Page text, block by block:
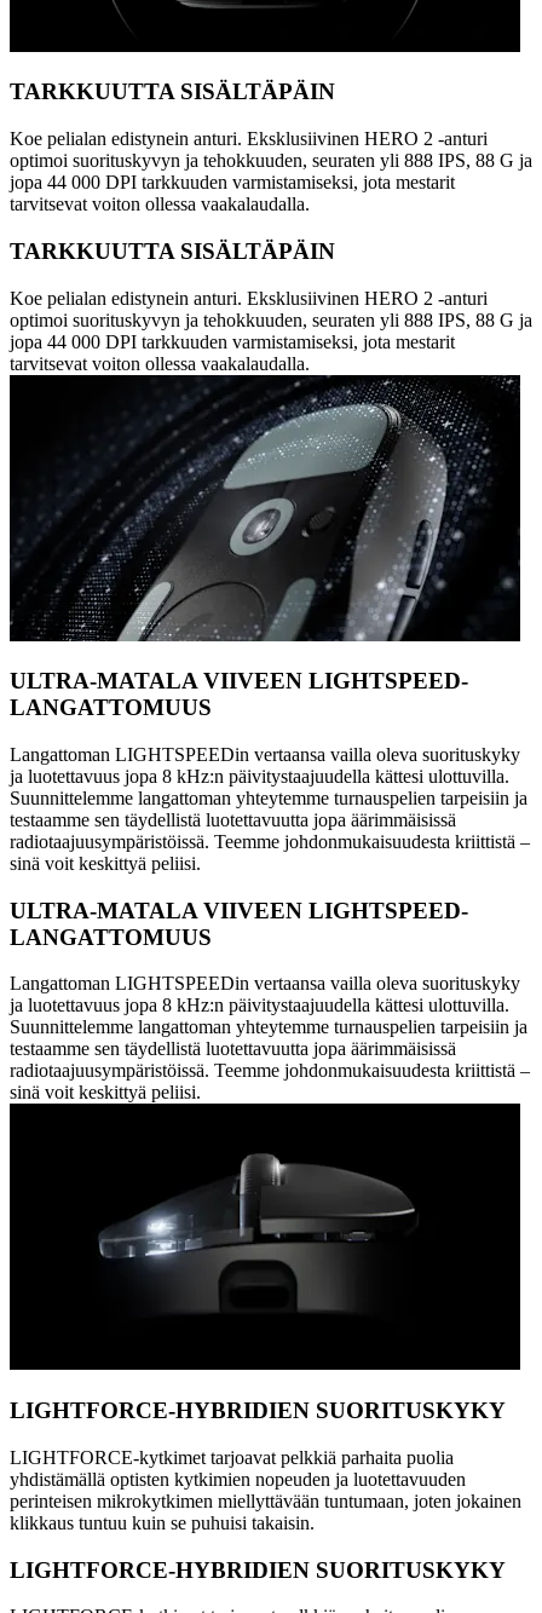
TARKKUUTTA SISÄLTÄPÄIN
Koe pelialan edistynein anturi. Eksklusiivinen HERO 2 -anturi
optimoi suorituskyvyn ja tehokkuuden, seuraten yli 888 IPS, 88 G ja
jopa 44 000 DPI tarkkuuden varmistamiseksi, jota mestarit
tarvitsevat voiton ollessa vaakalaudalla.
TARKKUUTTA SISÄLTÄPÄIN
Koe pelialan edistynein anturi. Eksklusiivinen HERO 2 -anturi
optimoi suorituskyvyn ja tehokkuuden, seuraten yli 888 IPS, 88 G ja
jopa 44 000 DPI tarkkuuden varmistamiseksi, jota mestarit
tarvitsevat voiton ollessa vaakalaudalla.
ULTRA-MATALA VIIVEEN LIGHTSPEED-
LANGATTOMUUS
Langattoman LIGHTSPEEDin vertaansa vailla oleva suorituskyky
ja luotettavuus jopa 8 kHz:n päivitystaajuudella kättesi ulottuvilla.
Suunnittelemme langattoman yhteytemme turnauspelien tarpeisiin ja
testaamme sen täydellistä luotettavuutta jopa äärimmäisissä
radiotaajuusympäristöissä. Teemme johdonmukaisuudesta kriittistä –
sinä voit keskittyä peliisi.
ULTRA-MATALA VIIVEEN LIGHTSPEED-
LANGATTOMUUS
Langattoman LIGHTSPEEDin vertaansa vailla oleva suorituskyky
ja luotettavuus jopa 8 kHz:n päivitystaajuudella kättesi ulottuvilla.
Suunnittelemme langattoman yhteytemme turnauspelien tarpeisiin ja
testaamme sen täydellistä luotettavuutta jopa äärimmäisissä
radiotaajuusympäristöissä. Teemme johdonmukaisuudesta kriittistä –
sinä voit keskittyä peliisi.
LIGHTFORCE-HYBRIDIEN SUORITUSKYKY
LIGHTFORCE-kytkimet tarjoavat pelkkiä parhaita puolia
yhdistämällä optisten kytkimien nopeuden ja luotettavuuden
perinteisen mikrokytkimen miellyttävään tuntumaan, joten jokainen
klikkaus tuntuu kuin se puhuisi takaisin.
LIGHTFORCE-HYBRIDIEN SUORITUSKYKY